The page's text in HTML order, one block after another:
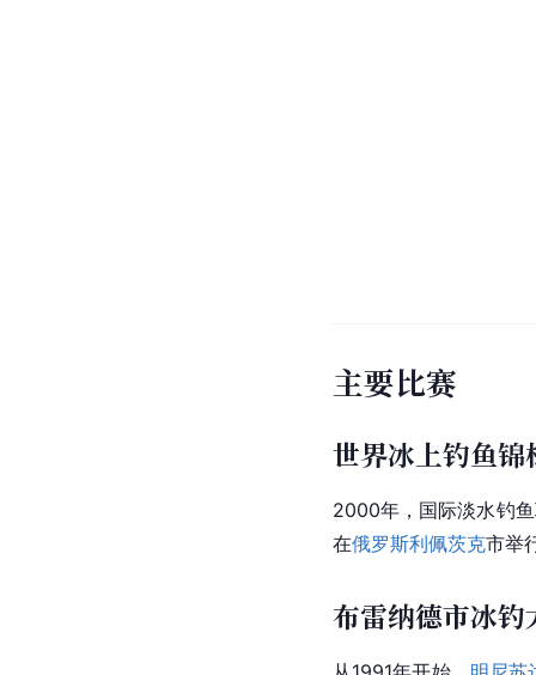
主要比赛
世界冰上钓鱼锦
2000年，国际淡水钓
在俄罗斯利佩茨克市举
布雷纳德市冰钓